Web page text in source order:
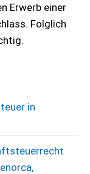
Erwerb einer
Folglich
in